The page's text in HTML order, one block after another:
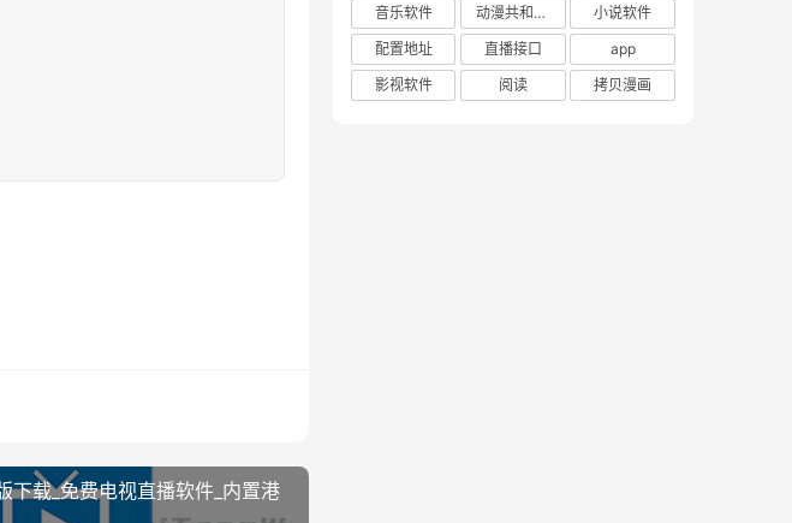
下载_免费电视直播软件_内置港
音乐软件
动漫共和国官网
小说软件
配置地址
直播接口
app
影视软件
阅读 拷贝漫画